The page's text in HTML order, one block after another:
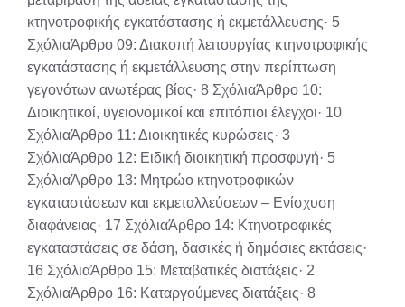
κτηνοτροφικής εγκατάστασης ή εκμετάλλευσης· 5
ΣχόλιαΆρθρο 09: Διακοπή λειτουργίας κτηνοτροφικής
εγκατάστασης ή εκμετάλλευσης στην περίπτωση
γεγονότων ανωτέρας βίας· 8 ΣχόλιαΆρθρο 10:
Διοικητικοί, υγειονομικοί και επιτόπιοι έλεγχοι· 10
ΣχόλιαΆρθρο 11: Διοικητικές κυρώσεις· 3
ΣχόλιαΆρθρο 12: Ειδική διοικητική προσφυγή· 5
ΣχόλιαΆρθρο 13: Μητρώο κτηνοτροφικών
εγκαταστάσεων και εκμεταλλεύσεων – Ενίσχυση
διαφάνειας· 17 ΣχόλιαΆρθρο 14: Κτηνοτροφικές
εγκαταστάσεις σε δάση, δασικές ή δημόσιες εκτάσεις·
16 ΣχόλιαΆρθρο 15: Μεταβατικές διατάξεις· 2
ΣχόλιαΆρθρο 16: Καταργούμενες διατάξεις· 8